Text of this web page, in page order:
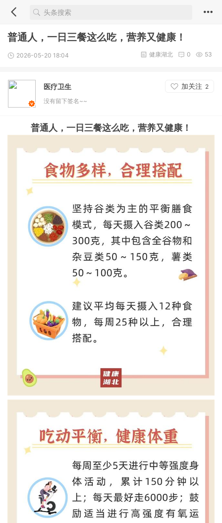
普通人，一日三餐这么吃，营养又健康！
2026-05-20 18:04 53
0
健康湖北
医疗卫生 加关注 2
没有留下签名~~
普通人，一日三餐这么吃，营养又健康！